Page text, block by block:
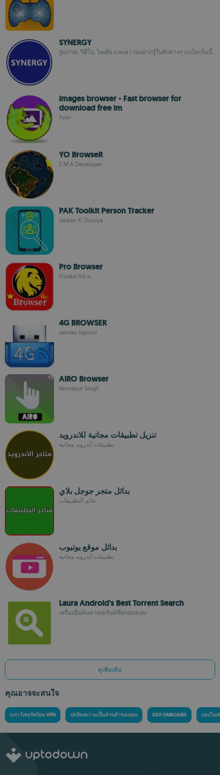
SYNERGY
รูปภาพ, วิดีโอ, ไอเดีย และความอยากรู้ในสิ่งต่างๆ บนโลกใบนี้
images browser - Fast browser for
download free im
Amir
YO BrowseR
S M A Developer
PAK Toolkit Person Tracker
Jankari Ki Duniya
Pro Browser
Private.ltd.in
4G BROWSER
salman rajpoot
AIRO Browser
Nimratjot Singh
تنزيل تطبيقات مجانية للاندرويد
تطبيقات أندرويد مجانية
بدائل متجر جوجل بلاي
عالم التطبيقات
بدائل موقع يوتيوب
تطبيقات أندرويد مجانية
Laura Android's Best Torrent Search
เครื่องมือค้นหาทอเร้นต์ที่ครอบคลุม
ดูเพิ่มเติม
คุณอาจจะสนใจ
เบราว์เซอร์พร้อม VPN ปกป้องความเป็นส่วนตัวของคุณ DEV ONBOARD แอปโอ